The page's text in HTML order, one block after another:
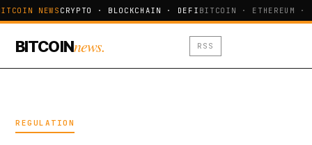
NEWSCRYPTO · BLOCKCHAIN · DEFIBITCOIN · ETHEREUM ·
BITCOINnews. RSS
REGULATION